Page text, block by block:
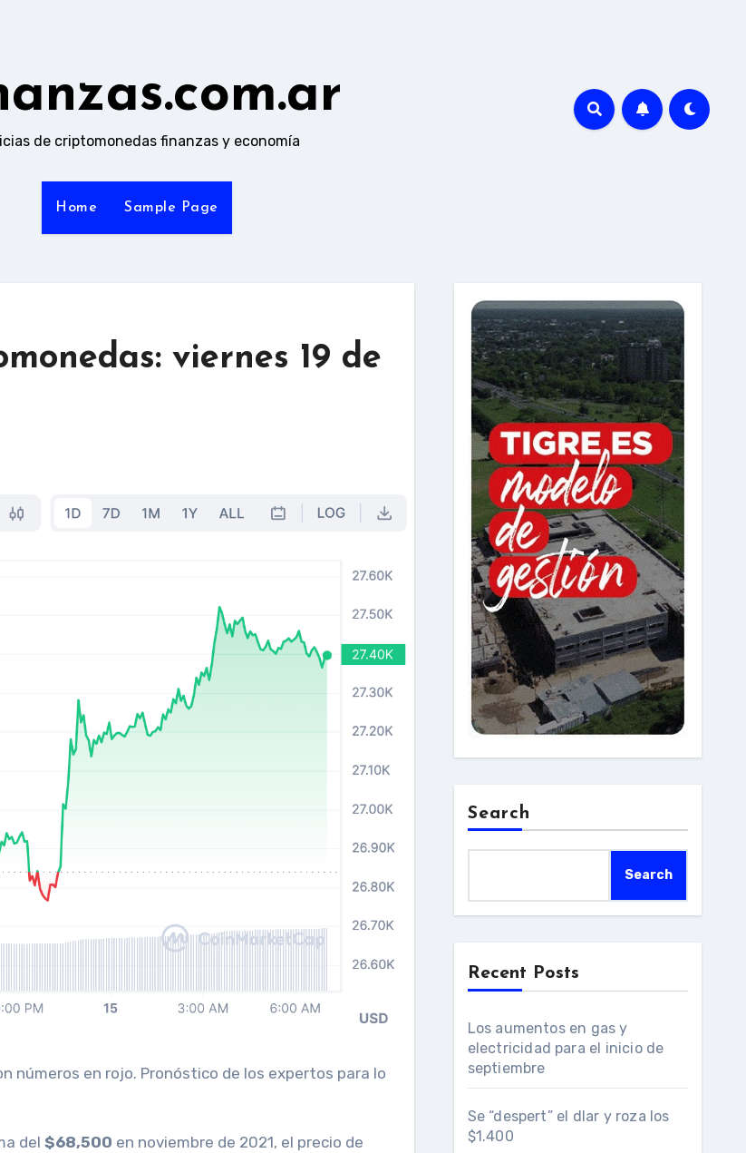
de criptomonedas finanzas y economía
Home Sample Page
viernes 19 de
del $68,500 en noviembre de 2021, el precio de
Search
Search
Recent Posts
Los aumentos en gas y
electricidad para el inicio de
septiembre
Se “despert” el dlar y roza los
$1.400